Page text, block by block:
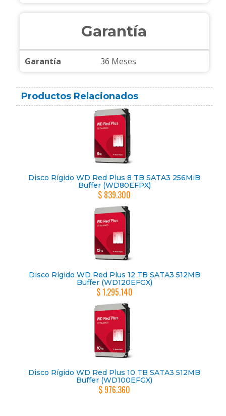
Garantía
Garantía 36 Meses
Productos Relacionados
Disco Rígido WD Red Plus 8 TB SATA3 256MiB
Buffer (WD80EFPX)
$ 839.300
Disco Rígido WD Red Plus 12 TB SATA3 512MB
Buffer (WD120EFGX)
$ 1.295.140
Disco Rígido WD Red Plus 10 TB SATA3 512MB
Buffer (WD100EFGX)
$ 976.360